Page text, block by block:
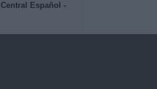
Central Español -